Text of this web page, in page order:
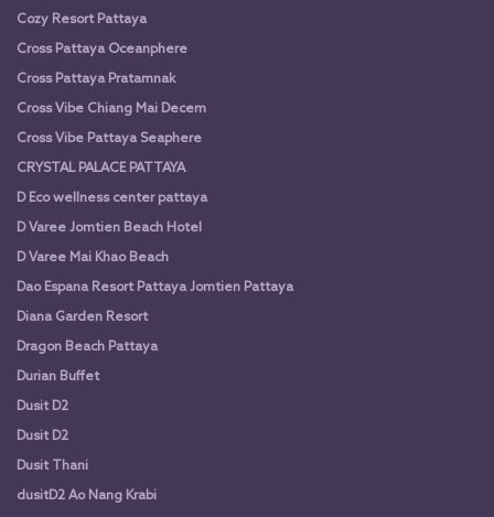
Cozy Resort Pattaya
Cross Pattaya Oceanphere
Cross Pattaya Pratamnak
Cross Vibe Chiang Mai Decem
Cross Vibe Pattaya Seaphere
CRYSTAL PALACE PATTAYA
D Eco wellness center pattaya
D Varee Jomtien Beach Hotel
D Varee Mai Khao Beach
Dao Espana Resort Pattaya Jomtien Pattaya
Diana Garden Resort
Dragon Beach Pattaya
Durian Buffet
Dusit D2
Dusit D2
Dusit Thani
dusitD2 Ao Nang Krabi